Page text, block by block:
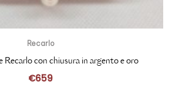
Recarlo
Recarlo con chiusura in argento e oro
€659